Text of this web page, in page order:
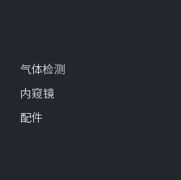
气体检测
内窥镜
配件